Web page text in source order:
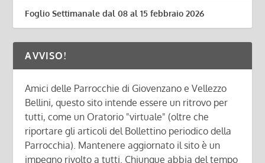
Foglio Settimanale dal 08 al 15 febbraio 2026
AVVISO!
Amici delle Parrocchie di Giovenzano e Vellezzo
Bellini, questo sito intende essere un ritrovo per
tutti, come un Oratorio "virtuale" (oltre che
riportare gli articoli del Bollettino periodico della
Parrocchia). Mantenere aggiornato il sito è un
impegno rivolto a tutti. Chiunque abbia del tempo